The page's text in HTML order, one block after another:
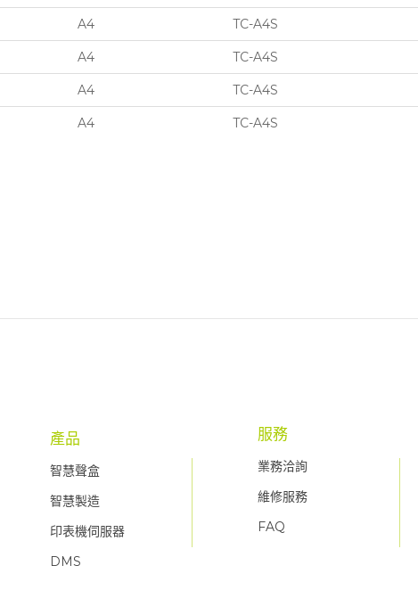
A4 TC-A4S
A4 TC-A4S
A4 TC-A4S
A4 TC-A4S
產品
智慧聲盒
智慧製造
印表機伺服器
DMS
服務
業務洽詢
維修服務
FAQ